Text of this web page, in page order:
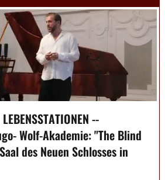
--
Wolf-Akademie: "The Blind
des Neuen Schlosses in